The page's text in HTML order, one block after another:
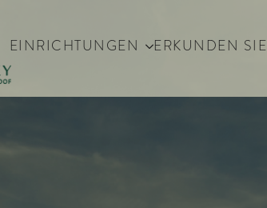
EINRICHTUNGEN ERKUNDEN SIE